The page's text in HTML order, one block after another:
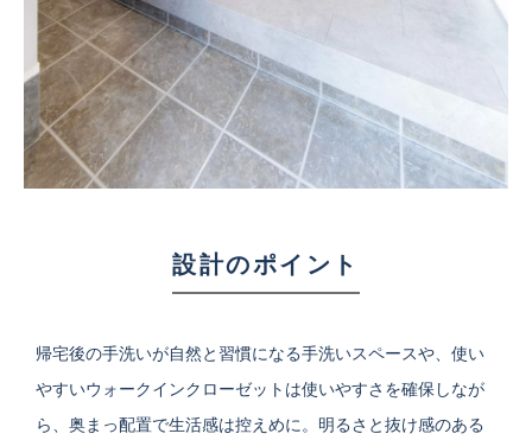
設計のポイント
帰宅後の手洗いが自然と習慣になる手洗いスペースや、使い
やすいウォークインクローゼットは使いやすさを確保しなが
ら、奥まっ配置で生活感は控えめに。明るさと抜け感のある